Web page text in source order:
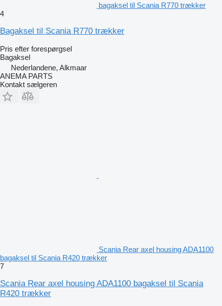
bagaksel til Scania R770 trækker
4
Bagaksel til Scania R770 trækker
Pris efter forespørgsel
Bagaksel
Nederlandene, Alkmaar
ANEMA PARTS
Kontakt sælgeren
Scania Rear axel housing ADA1100
bagaksel til Scania R420 trækker
7
Scania Rear axel housing ADA1100 bagaksel til Scania
R420 trækker